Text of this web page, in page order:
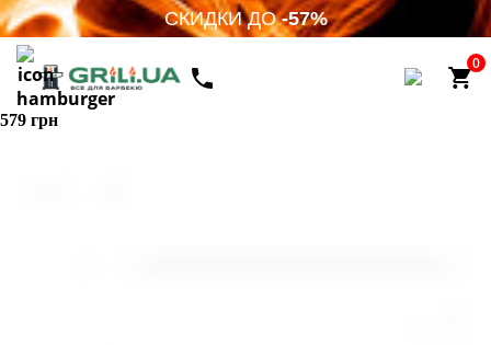
СКИДКИ ДО-57%
0
579 грн